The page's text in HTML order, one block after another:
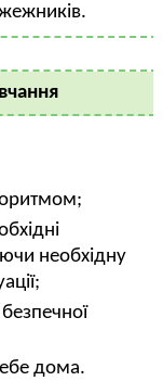
необхідну
дома.